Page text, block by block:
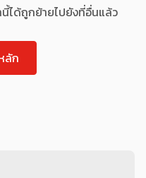
ด้ถูกย้ายไปยังที่อื่นแล้ว
ลัก